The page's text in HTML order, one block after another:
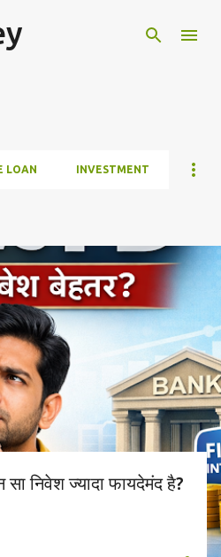
LOAN INVESTMENT
निवेश ज्यादा फायदेमंद है?